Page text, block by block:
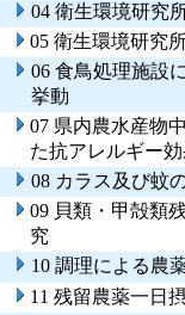
04 衛生環境研究
05 衛生環境研究
06 食鳥処理施設
挙動
07 県内農水産物
た抗アレルギー
08 カラス及び蚊
09 貝類・甲殻類
究
10 調理による農
11 残留農薬一日